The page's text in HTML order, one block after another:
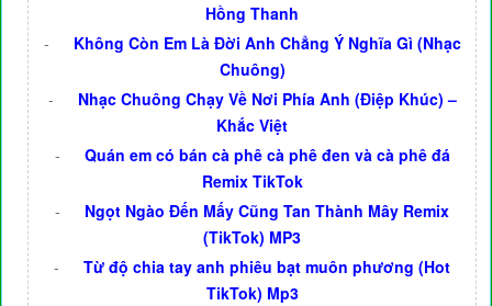
Hồng Thanh
-
Không Còn Em Là Đời Anh Chẳng Ý Nghĩa Gì (Nhạc
Chuông)
-
Nhạc Chuông Chạy Về Nơi Phía Anh (Điệp Khúc) –
Khắc Việt
-
Quán em có bán cà phê cà phê đen và cà phê đá
Remix TikTok
-
Ngọt Ngào Đến Mấy Cũng Tan Thành Mây Remix
(TikTok) MP3
-
Từ độ chia tay anh phiêu bạt muôn phương (Hot
TikTok) Mp3